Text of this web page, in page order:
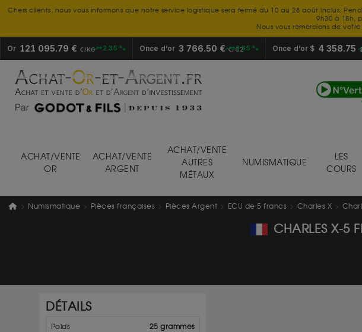
Chers clients, nous vous informons que notre service logistique sera fermé du 10 au 28 août inclus.
9h30 à 18h,
Nous vous remercions de
Or 121 095.79 € €/KG +2.35 % Once d’or 3 766.50 €€/OZ
+2.35 % Once d’or $ 4 358.75
ACHAT/VENTE
OR
ACHAT/VENTE
ARGENT
ACHAT/VENTE
AUTRES
MÉTAUX
NUMISMATIQUE
LES
COURS
Numismatique Pièces françaises Pièces Argent ECU de 5 francs Charles X
CHARLES X-5
DÉTAILS
Poids 25 grammes